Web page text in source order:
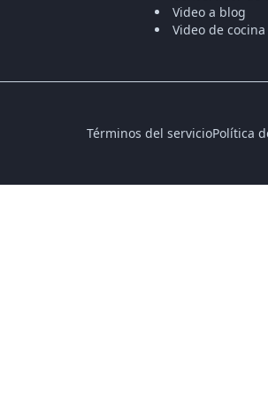
Video a blog
Video de
Términos del servicioPolítica